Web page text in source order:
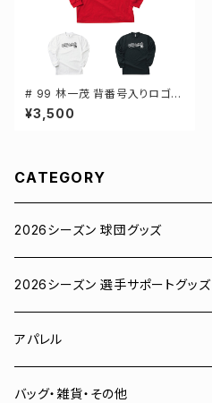
# 99 林一茂 背番号入りロゴ ド
ライTシャツ 長袖 選手還元 3カ
ラー S-5Lサイズ 000304
¥3,500
CATEGORY
2026シーズン 球団グッズ
ユニフォーム
Tシャツ
スウェット
2026シーズン 選手サポートグッズ
# 00 蓮
# 0 岡田竜汰
アパレル
スウェット・パーカー
バッグ・雑貨・その他